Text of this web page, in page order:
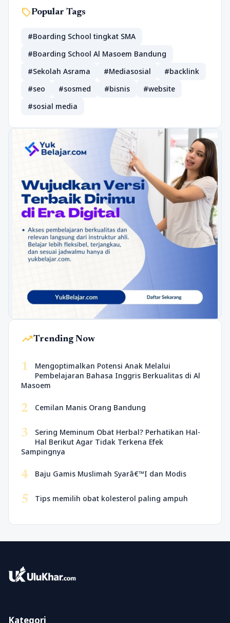
sellPopular Tags
#Boarding School tingkat SMA
#Boarding School Al Masoem Bandung
#Sekolah Asrama
#Mediasosial
#backlink
#seo
#sosmed #bisnis
#website
#sosial media
trending_upTrending Now
1
Mengoptimalkan Potensi Anak Melalui
Pembelajaran Bahasa Inggris Berkualitas di Al
Masoem
2 Cemilan Manis Orang Bandung
3
Sering Meminum Obat Herbal? Perhatikan Hal-
Hal Berikut Agar Tidak Terkena Efek
Sampingnya
4 Baju Gamis Muslimah Syarâ€™I dan Modis
5 Tips memilih obat kolesterol paling ampuh
Kategori